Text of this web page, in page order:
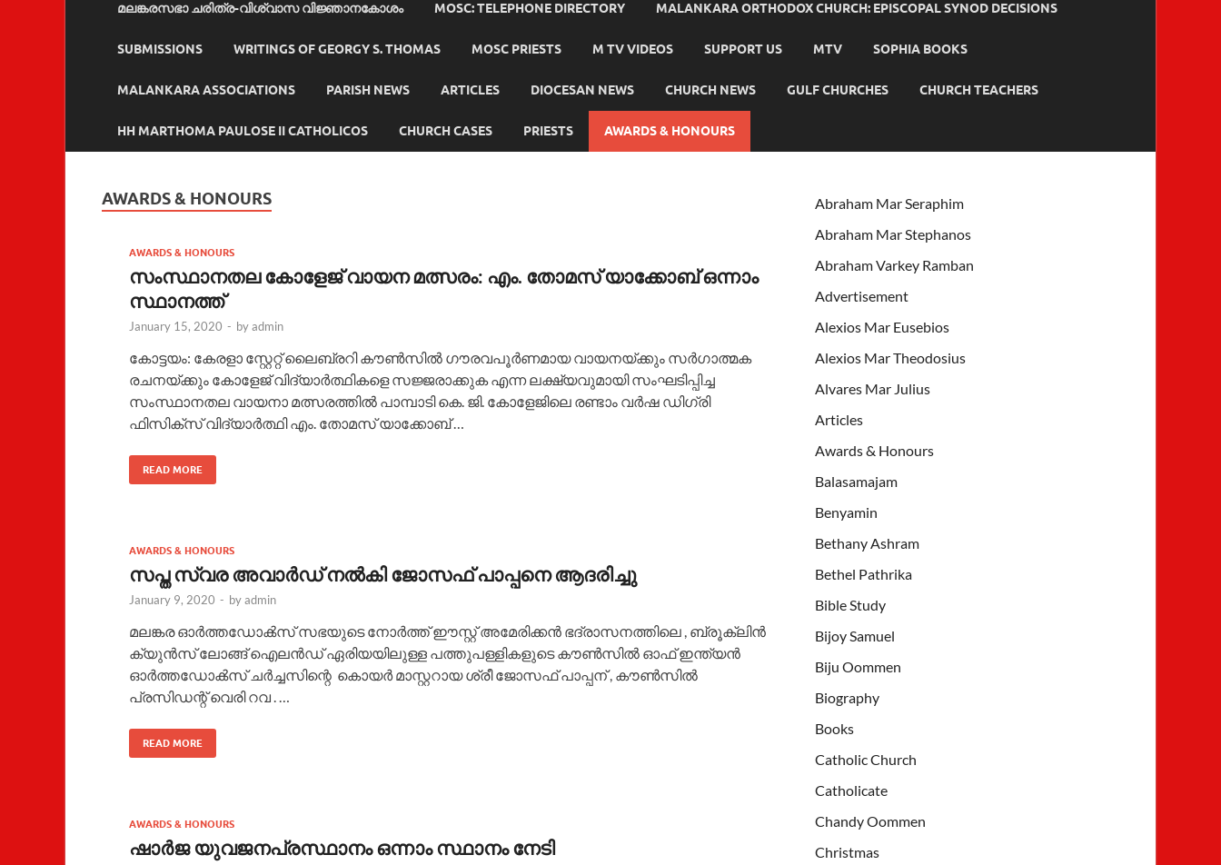
മലങ്കരസഭാ ചരിത്ര-വിശ്വാസ വിജ്ഞാനകോശം MOSC: TELEPHONE DIRECTORY MALANKARA ORTHODOX CHURCH: EPISCOPAL SYNOD DECISIONS
SUBMISSIONS WRITINGS OF GEORGY S. THOMAS MOSC PRIESTS M TV VIDEOS SUPPORT US MTV SOPHIA BOOKS
MALANKARA ASSOCIATIONS PARISH NEWS ARTICLES DIOCESAN NEWS CHURCH NEWS GULF CHURCHES CHURCH TEACHERS
HH MARTHOMA PAULOSE II CATHOLICOS CHURCH CASES PRIESTS AWARDS & HONOURS
AWARDS & HONOURS
AWARDS & HONOURS
സംസ്ഥാനതല കോളേജ് വായന മത്സരം: എം. തോമസ് യാക്കോബ് ഒന്നാം
സ്ഥാനത്ത്
January 15, 2020 - byadmin
കോട്ടയം: കേരളാ സ്റ്റേറ്റ് ലൈബ്രറി കൗണ്‍സില്‍ ഗൗരവപൂര്‍ണമായ വായനയ്ക്കും സര്‍ഗാത്മക
രചനയ്ക്കും കോളേജ് വിദ്യാര്‍ത്ഥികളെ സജ്ജരാക്കുക എന്ന ലക്ഷ്യവുമായി സംഘടിപ്പിച്ച
സംസ്ഥാനതല വായനാ മത്സരത്തില്‍ പാമ്പാടി കെ. ജി. കോളേജിലെ രണ്ടാം വര്‍ഷ ഡിഗ്രി
ഫിസിക്സ് വിദ്യാര്‍ത്ഥി എം. തോമസ് യാക്കോബ് …
READ MORE
AWARDS & HONOURS
സപ്ത സ്വര അവാർഡ് നൽകി ജോസഫ് പാപ്പനെ ആദരിച്ചു
January 9, 2020 - byadmin
മലങ്കര ഓർത്തഡോൿസ് സഭയുടെ നോർത്ത് ഈസ്റ്റ് അമേരിക്കൻ ഭദ്രാസനത്തിലെ , ബ്രൂക്‌ലിൻ
ക്യുൻസ് ലോങ്ങ് ഐലൻഡ് ഏരിയയിലുള്ള പത്തുപള്ളികളുടെ കൗൺസിൽ ഓഫ് ഇന്ത്യൻ
ഓർത്തഡോൿസ് ചർച്ചസിന്റെ കൊയർ മാസ്റ്ററായ ശ്രീ ജോസഫ് പാപ്പന് , കൗൺസിൽ
പ്രസിഡന്റ് വെരി റവ . …
READ MORE
AWARDS & HONOURS
ഷാര്‍ജ യുവജനപ്രസ്ഥാനം ഒന്നാം സ്ഥാനം നേടി
Abraham Mar Seraphim
Abraham Mar Stephanos
Abraham Varkey Ramban
Advertisement
Alexios Mar Eusebios
Alexios Mar Theodosius
Alvares Mar Julius
Articles
Awards & Honours
Balasamajam
Benyamin
Bethany Ashram
Bethel Pathrika
Bible Study
Bijoy Samuel
Biju Oommen
Biography
Books
Catholic Church
Catholicate
Chandy Oommen
Christmas